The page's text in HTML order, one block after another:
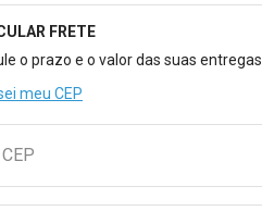
para Calcular o Frete
FRETE
o prazo e o valor das suas entregas
meu CEP